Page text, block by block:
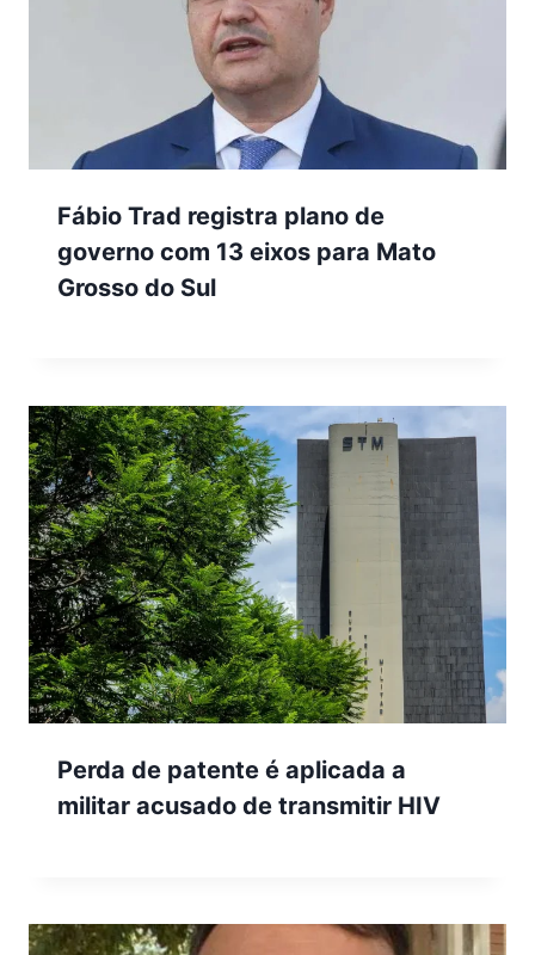
Fábio Trad registra plano de
governo com 13 eixos para Mato
Grosso do Sul
Perda de patente é aplicada a
militar acusado de transmitir HIV